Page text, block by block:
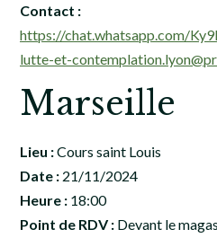
Contact :
https://chat.whatsapp.com/
lutte-et-
Marseille
Lieu :Cours saint Louis
Date : 21/11/2024
Heure : 18:00
Point de RDV : Devant le